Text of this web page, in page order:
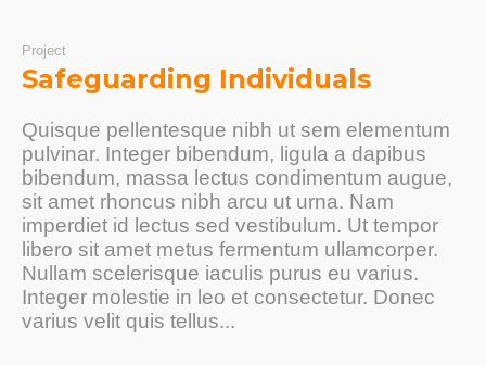
Project
Safeguarding Individuals
Quisque pellentesque nibh ut sem elementum
pulvinar. Integer bibendum, ligula a dapibus
bibendum, massa lectus condimentum augue,
sit amet rhoncus nibh arcu ut urna. Nam
imperdiet id lectus sed vestibulum. Ut tempor
libero sit amet metus fermentum ullamcorper.
Nullam scelerisque iaculis purus eu varius.
Integer molestie in leo et consectetur. Donec
varius velit quis tellus...